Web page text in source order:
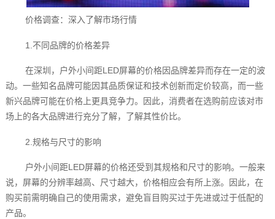
价格调查：深入了解市场行情
1.不同品牌的价格差异
在深圳，户外小间距LED屏幕的价格因品牌差异而存在一定的波
动。一些知名品牌可能因其品质保证和技术创新而定价较高，而一些
新兴品牌可能在价格上更具竞争力。因此，消费者在选购前应该对市
场上的各大品牌进行充分了解，了解其性价比。
2.规格与尺寸的影响
户外小间距LED屏幕的价格还受到其规格和尺寸的影响。一般来
说，屏幕的分辨率越高、尺寸越大，价格相应会有所上涨。因此，在
购买前需明确自己的使用需求，避免盲目购买过于先进或过于低配的
产品。